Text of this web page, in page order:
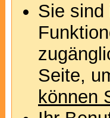
Sie sind
Seite,
können